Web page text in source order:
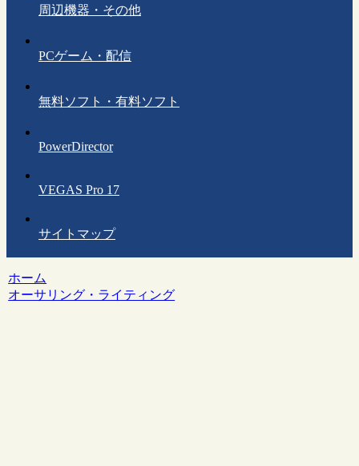
周辺機器・その他
PCゲーム・配信
無料ソフト・有料ソフト
PowerDirector
VEGAS Pro 17
サイトマップ
ホーム
オーサリング・ライティング